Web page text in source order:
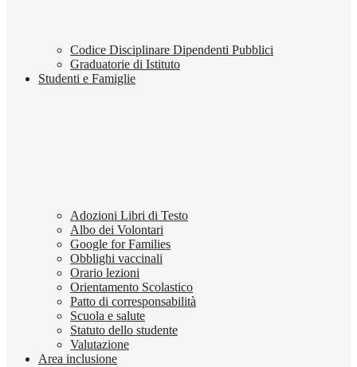
Codice Disciplinare Dipendenti Pubblici
Graduatorie di Istituto
Studenti e Famiglie
Adozioni Libri di Testo
Albo dei Volontari
Google for Families
Obblighi vaccinali
Orario lezioni
Orientamento Scolastico
Patto di corresponsabilità
Scuola e salute
Statuto dello studente
Valutazione
Area inclusione